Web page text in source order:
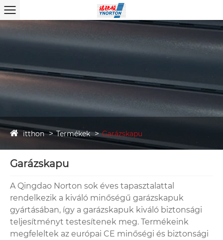
itthon Termékek Garázskapu
Garázskapu
A Qingdao Norton sok éves tapasztalattal
rendelkezik a kiváló minőségű garázskapuk
gyártásában, így a garázskapuk kiváló biztonsági
teljesítményt testesítenek meg. Termékeink
megfeleltek az európai CE minőségi és biztonsági